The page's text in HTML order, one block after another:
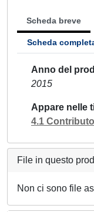
Scheda breve
Scheda
Anno del
2015
Appare nelle
4.1
File in questo
Non ci sono file